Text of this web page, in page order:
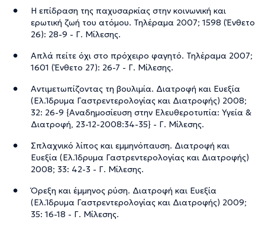
Η επίδραση της παχυσαρκίας στην κοινωνική και
ερωτική ζωή του ατόμου. Τηλέραμα 2007; 1598 (Ένθετο
26): 28-9 - Γ. Μίλεσης.
Απλά πείτε όχι στο πρόχειρο φαγητό. Τηλέραμα 2007;
1601 (Ένθετο 27): 26-7 - Γ. Μίλεσης.
Αντιμετωπίζοντας τη βουλιμία. Διατροφή και Ευεξία
(Ελ.Ίδρυμα Γαστρεντερολογίας και Διατροφής) 2008;
32: 26-9 {Αναδημοσίευση στην Ελευθεροτυπία: Υγεία &
Διατροφή, 23-12-2008:34-35} - Γ. Μίλεσης.
Σπλαχνικό λίπος και εμμηνόπαυση. Διατροφή και
Ευεξία (Ελ.Ίδρυμα Γαστρεντερολογίας και Διατροφής)
2008; 33: 42-3 - Γ. Μίλεσης.
Όρεξη και έμμηνος ρύση. Διατροφή και Ευεξία
(Ελ.Ίδρυμα Γαστρεντερολογίας και Διατροφής) 2009;
35: 16-18 - Γ. Μίλεσης.